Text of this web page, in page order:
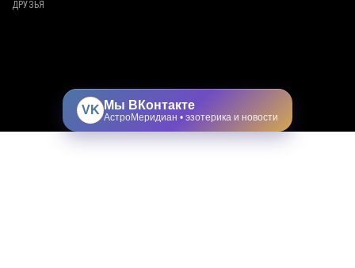
ДРУЗЬЯ
VK Мы ВКонтакте
АстроМеридиан • эзотерика и новости